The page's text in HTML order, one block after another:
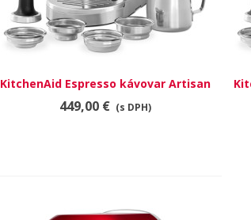
RÝCHLY NÁHĽAD
KitchenAid Espresso kávovar Artisan
5KES6503ESX
449,00 € (s DPH)